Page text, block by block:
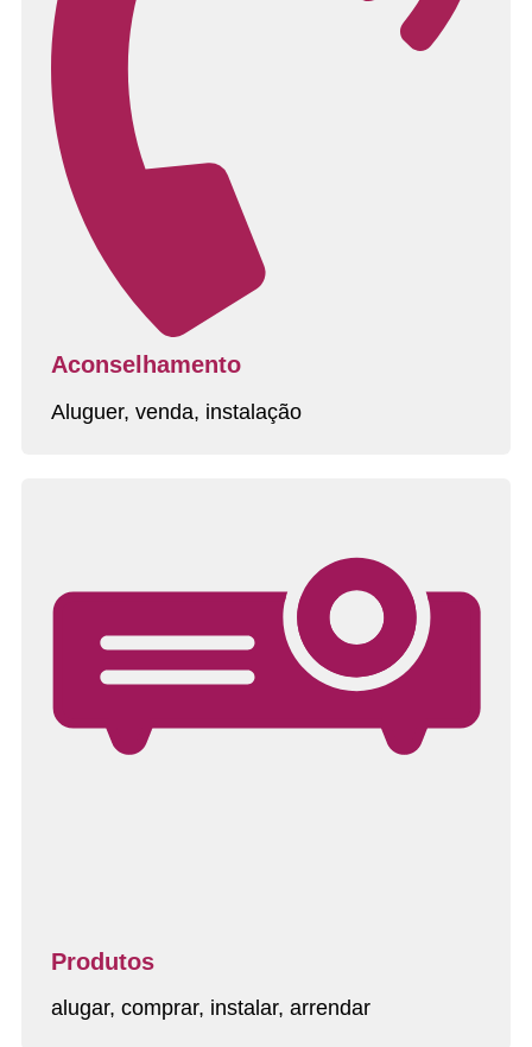
Aconselhamento
Aluguer, venda, instalação
Produtos
alugar, comprar, instalar, arrendar